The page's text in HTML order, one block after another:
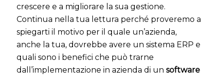
crescere e a migliorare la sua gestione.
Continua nella tua lettura perché proveremo a
spiegarti il motivo per il quale un’azienda,
anche la tua, dovrebbe avere un sistema ERP e
quali sono i benefici che può trarne
dall’implementazione in azienda di un software